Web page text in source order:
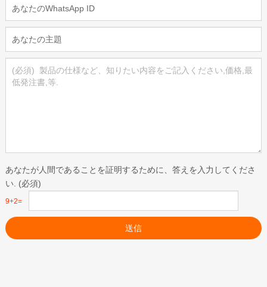
あなたが人間であることを証明するために、答えを入力してくださ
い. (必須)
9+2=
送信